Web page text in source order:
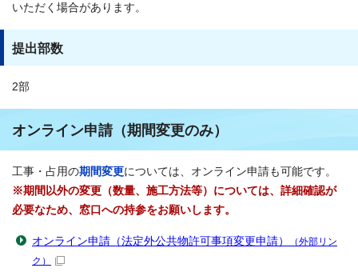
いただく場合があります。
提出部数
2部
オンライン申請（期間変更のみ）
工事・占用の期間変更については、オンライン申請も可能です。
※期間以外の変更（数量、施工方法等）については、詳細確認が
必要なため、窓口への持参をお願いします。
オンライン申請（法定外公共物許可事項変更申請）
（外部リン
ク）